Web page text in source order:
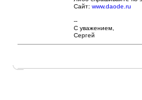
Сайт: www.daode.ru
--
С уважением,
Сергей